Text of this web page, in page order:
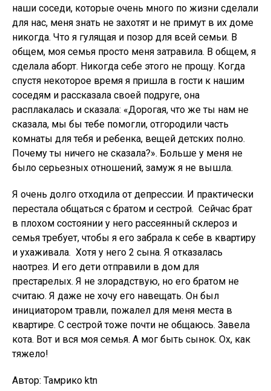
наши соседи, которые очень много по жизни сделали
для нас, меня знать не захотят и не примут в их доме
никогда. Что я гулящая и позор для всей семьи. В
общем, моя семья просто меня затравила. ​В общем, я
сделала аборт. Никогда себе​ этого не прощу. Когда
спустя некоторое время я пришла в гости к нашим
соседям и рассказала своей подруге, она
расплакалась и сказала: «Дорогая, что же ты нам не
сказала, мы бы тебе помогли, отгородили часть
комнаты для тебя и ребенка, вещей детских полно.
Почему ты ничего не сказала?». Больше у меня не
было серьезных отношений, замуж я не вышла.
Я очень долго отходила от депрессии. И практически
перестала общаться с братом и сестрой. ​ Сейчас брат
в плохом состоянии у него рассеянный склероз и
семья​ требует, чтобы я его забрала к себе в квартиру
и ухаживала. ​ Хотя у него 2 сына. Я отказалась
наотрез. И его​ дети отправили в дом для
престарелых. Я не злорадствую, но его братом не
считаю. Я даже не хочу его навещать. Он был
инициатором травли, пожалел для меня места в
квартире. С сестрой тоже почти не общаюсь. Завела
кота. Вот и вся моя семья. А мог быть сынок. Ох, как
тяжело!
Автор: Тамрико ktn